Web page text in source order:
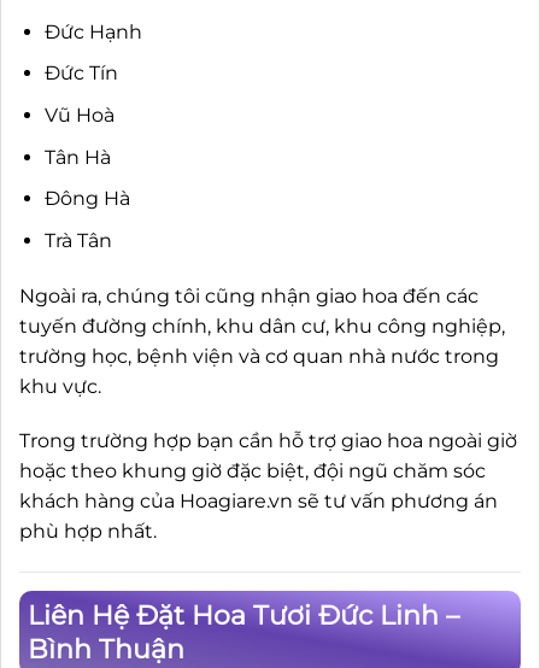
Đức Hạnh
Đức Tín
Vũ Hoà
Tân Hà
Đông Hà
Trà Tân
Ngoài ra, chúng tôi cũng nhận giao hoa đến các
tuyến đường chính, khu dân cư, khu công nghiệp,
trường học, bệnh viện và cơ quan nhà nước trong
khu vực.
Trong trường hợp bạn cần hỗ trợ giao hoa ngoài giờ
hoặc theo khung giờ đặc biệt, đội ngũ chăm sóc
khách hàng của Hoagiare.vn sẽ tư vấn phương án
phù hợp nhất.
Liên Hệ Đặt Hoa Tươi Đức Linh –
Bình Thuận